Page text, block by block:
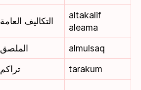
التكاليف العامة
altakalif
aleama
الملصق
almulsaq
تراكم
tarakum